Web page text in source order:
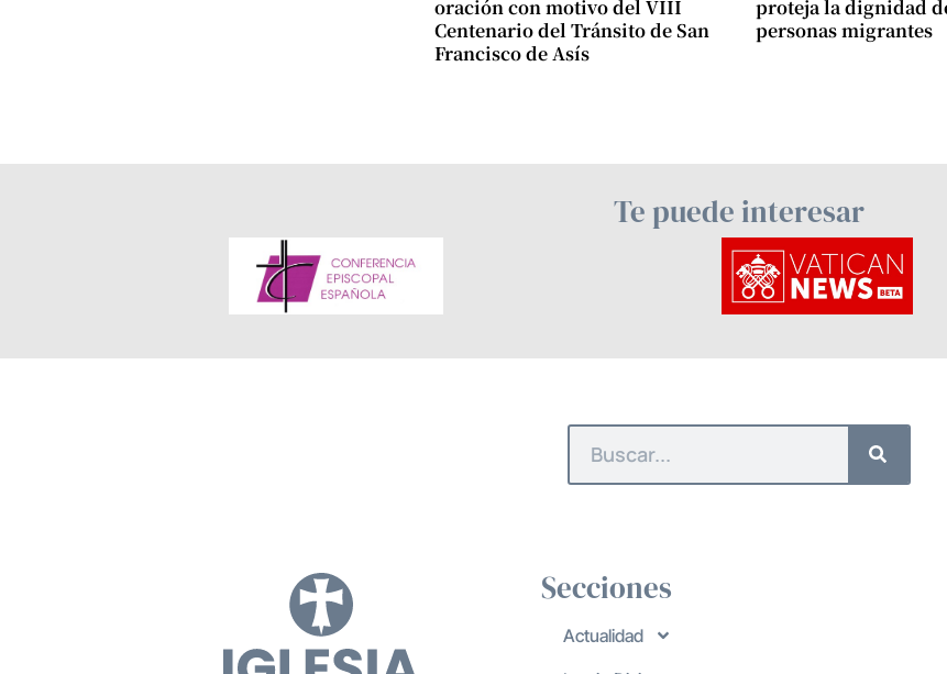
oración con motivo del VIII
Centenario del Tránsito de San
Francisco de Asís
proteja la dignidad
personas migrantes
Te puede interesar
Secciones
Actualidad